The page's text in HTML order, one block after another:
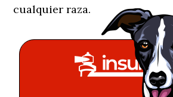
cualquier raza.